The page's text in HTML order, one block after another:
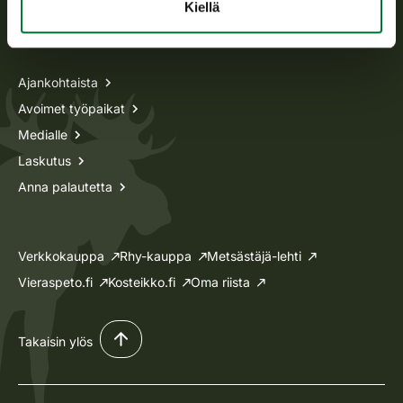
Kiellä
Tietoa meistä
Ajankohtaista
Avoimet työpaikat
Medialle
Laskutus
Anna palautetta
Verkkokauppa Rhy-kauppa
Metsästäjä-lehti
Vieraspeto.fi
Kosteikko.fi Oma riista
Takaisin ylös